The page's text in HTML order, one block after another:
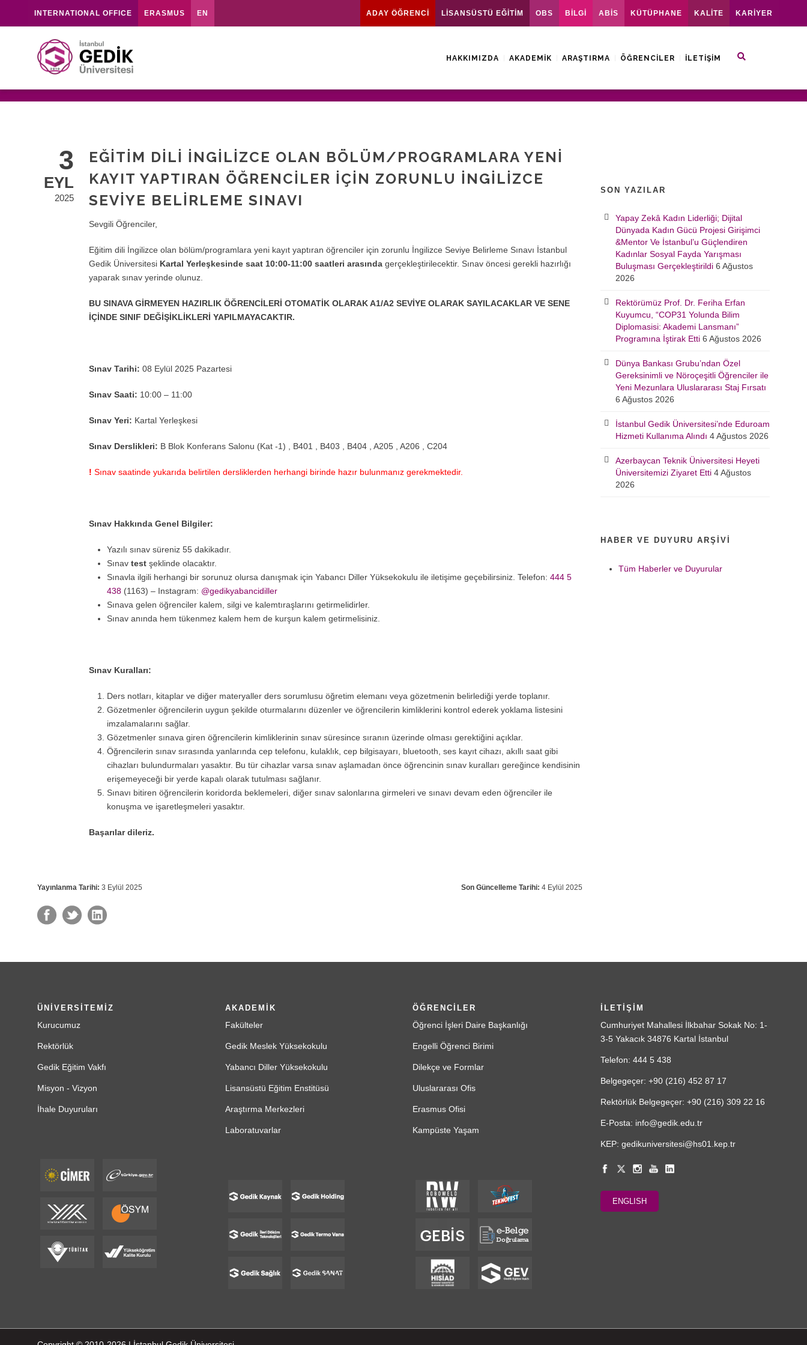
INTERNATIONAL OFFICE ERASMUS EN ADAY ÖĞRENCİ LİSANSÜSTÜ EĞİTİM OBS BİLGİ ABİS KÜTÜPHANE KALİTE KARİYER
HAKKIMIZDA AKADEMIK ARAŞTIRMA ÖĞRENCILER İLETIŞIM
3
EYL
2025
EĞITIM DILI İNGILIZCE OLAN BÖLÜM/PROGRAMLARA YENI
KAYIT YAPTIRAN ÖĞRENCILER IÇIN ZORUNLU İNGILIZCE
SEVIYE BELIRLEME SINAVI
Sevgili Öğrenciler,
Eğitim dili İngilizce olan bölüm/programlara yeni kayıt yaptıran öğrenciler için zorunlu İngilizce Seviye Belirleme Sınavı İstanbul
Gedik Üniversitesi Kartal Yerleşkesinde saat 10:00-11:00 saatleri arasında gerçekleştirilecektir. Sınav öncesi gerekli hazırlığı
yaparak sınav yerinde olunuz.
BU SINAVA GİRMEYEN HAZIRLIK ÖĞRENCİLERİ OTOMATİK OLARAK A1/A2 SEVİYE OLARAK SAYILACAKLAR VE SENE
İÇİNDE SINIF DEĞİŞİKLİKLERİ YAPILMAYACAKTIR.
Sınav Tarihi: 08 Eylül 2025 Pazartesi
Sınav Saati: 10:00 – 11:00
Sınav Yeri: Kartal Yerleşkesi
Sınav Derslikleri: B Blok Konferans Salonu (Kat -1) , B401 , B403 , B404 , A205 , A206 , C204
! Sınav saatinde yukarıda belirtilen dersliklerden herhangi birinde hazır bulunmanız gerekmektedir.
Sınav Hakkında Genel Bilgiler:
Yazılı sınav süreniz 55 dakikadır.
Sınav test şeklinde olacaktır.
Sınavla ilgili herhangi bir sorunuz olursa danışmak için Yabancı Diller Yüksekokulu ile iletişime geçebilirsiniz. Telefon: 444 5
438 (1163) – Instagram: @gedikyabancidiller
Sınava gelen öğrenciler kalem, silgi ve kalemtıraşlarını getirmelidirler.
Sınav anında hem tükenmez kalem hem de kurşun kalem getirmelisiniz.
Sınav Kuralları:
Ders notları, kitaplar ve diğer materyaller ders sorumlusu öğretim elemanı veya gözetmenin belirlediği yerde toplanır.
Gözetmenler öğrencilerin uygun şekilde oturmalarını düzenler ve öğrencilerin kimliklerini kontrol ederek yoklama listesini
imzalamalarını sağlar.
Gözetmenler sınava giren öğrencilerin kimliklerinin sınav süresince sıranın üzerinde olması gerektiğini açıklar.
Öğrencilerin sınav sırasında yanlarında cep telefonu, kulaklık, cep bilgisayarı, bluetooth, ses kayıt cihazı, akıllı saat gibi
cihazları bulundurmaları yasaktır. Bu tür cihazlar varsa sınav aşlamadan önce öğrencinin sınav kuralları gereğince kendisinin
erişemeyeceği bir yerde kapalı olarak tutulması sağlanır.
Sınavı bitiren öğrencilerin koridorda beklemeleri, diğer sınav salonlarına girmeleri ve sınavı devam eden öğrenciler ile
konuşma ve işaretleşmeleri yasaktır.
Başarılar dileriz.
Yayınlanma Tarihi: 3 Eylül 2025 Son Güncelleme Tarihi: 4 Eylül 2025
SON YAZILAR
Yapay Zekâ Kadın Liderliği; Dijital
Dünyada Kadın Gücü Projesi Girişimci
&Mentor Ve İstanbul’u Güçlendiren
Kadınlar Sosyal Fayda Yarışması
Buluşması Gerçekleştirildi 6 Ağustos
2026
Rektörümüz Prof. Dr. Feriha Erfan
Kuyumcu, “COP31 Yolunda Bilim
Diplomasisi: Akademi Lansmanı”
Programına İştirak Etti 6 Ağustos 2026
Dünya Bankası Grubu’ndan Özel
Gereksinimli ve Nöroçeşitli Öğrenciler ile
Yeni Mezunlara Uluslararası Staj Fırsatı
6 Ağustos 2026
İstanbul Gedik Üniversitesi’nde Eduroam
Hizmeti Kullanıma Alındı 4 Ağustos 2026
Azerbaycan Teknik Üniversitesi Heyeti
Üniversitemizi Ziyaret Etti 4 Ağustos
2026
HABER VE DUYURU ARŞIVI
Tüm Haberler ve Duyurular
ÜNİVERSİTEMİZ
Kurucumuz
Rektörlük
Gedik Eğitim Vakfı
Misyon - Vizyon
İhale Duyuruları
AKADEMİK
Fakülteler
Gedik Meslek Yüksekokulu
Yabancı Diller Yüksekokulu
Lisansüstü Eğitim Enstitüsü
Araştırma Merkezleri
Laboratuvarlar
ÖĞRENCİLER
Öğrenci İşleri Daire Başkanlığı
Engelli Öğrenci Birimi
Dilekçe ve Formlar
Uluslararası Ofis
Erasmus Ofisi
Kampüste Yaşam
İLETİŞİM
Cumhuriyet Mahallesi İlkbahar Sokak No: 1-
3-5 Yakacık 34876 Kartal İstanbul
Telefon: 444 5 438
Belgegeçer: +90 (216) 452 87 17
Rektörlük Belgegeçer: +90 (216) 309 22 16
E-Posta: info@gedik.edu.tr
KEP: gedikuniversitesi@hs01.kep.tr
ENGLISH